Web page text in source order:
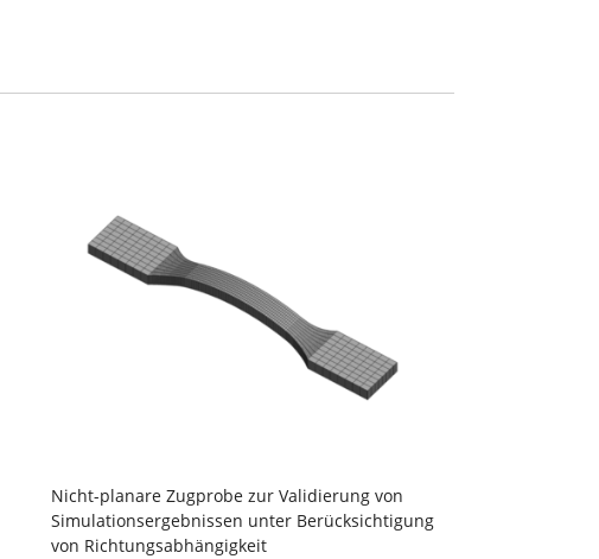
Nicht-planare Zugprobe zur Validierung von
Simulationsergebnissen unter Berücksichtigung
von Richtungsabhängigkeit